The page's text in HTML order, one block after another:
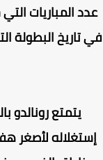
المباريات
البطولة
يتمتع رونالدو
لأصغر